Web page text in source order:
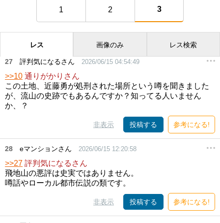
1 2 3
レス 画像のみ レス検索
27 評判気になるさん 2026/06/15 04:54:49
>>10 通りがかりさん
この土地、近藤勇が処刑された場所という噂を聞きました
が、流山の史跡でもあるんですか？知ってる人いません
か、？
非表示 投稿する 参考になる!
28 eマンションさん 2026/06/15 12:20:58
>>27 評判気になるさん
飛地山の悪評は史実ではありません。
噂話やローカル都市伝説の類です。
非表示 投稿する 参考になる!